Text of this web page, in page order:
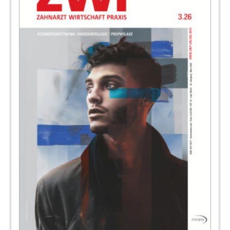
Redaktion
96
Schichtrestauration im Frontzahnbereich
Dr. Clarence Tam
Dürr Dental Mercy Schips
Ultradent Products
Parodontalschienen aus Glasfaserband
Dr. med. dent. Giacomo Derchi
EMS Electro Medical Systems GmbH